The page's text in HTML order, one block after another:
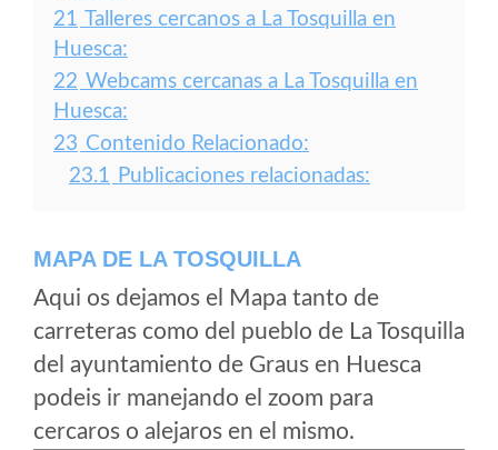
21 Talleres cercanos a La Tosquilla en
Huesca:
22 Webcams cercanas a La Tosquilla en
Huesca:
23 Contenido Relacionado:
23.1 Publicaciones relacionadas:
MAPA DE LA TOSQUILLA
Aqui os dejamos el Mapa tanto de
carreteras como del pueblo de La Tosquilla
del ayuntamiento de Graus en Huesca
podeis ir manejando el zoom para
cercaros o alejaros en el mismo.